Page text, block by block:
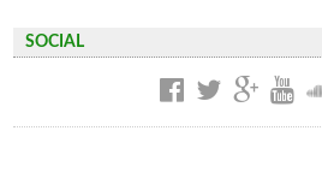
SOCIAL